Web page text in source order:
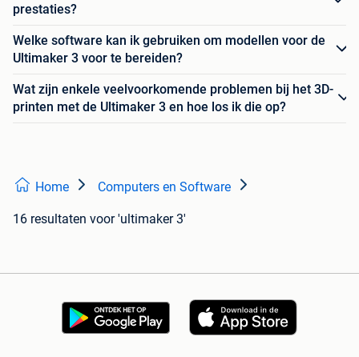
prestaties?
Welke software kan ik gebruiken om modellen voor de
Ultimaker 3 voor te bereiden?
Wat zijn enkele veelvoorkomende problemen bij het 3D-
printen met de Ultimaker 3 en hoe los ik die op?
Home Computers en Software
16 resultaten voor 'ultimaker 3'